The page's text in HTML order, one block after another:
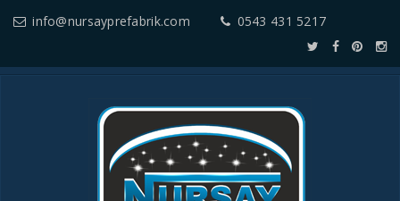
info@nursayprefabrik.com 0543 431 5217